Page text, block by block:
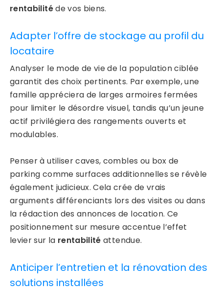
rentabilitéde vos biens.
Adapter l’offre de stockage au profil du
locataire
Analyser le mode de vie de la population ciblée
garantit des choix pertinents. Par exemple, une
famille appréciera de larges armoires fermées
pour limiter le désordre visuel, tandis qu’un jeune
actif privilégiera des rangements ouverts et
modulables.
Penser à utiliser caves, combles ou box de
parking comme surfaces additionnelles se révèle
également judicieux. Cela crée de vrais
arguments différenciants lors des visites ou dans
la rédaction des annonces de location. Ce
positionnement sur mesure accentue l’effet
levier sur la rentabilité attendue.
Anticiper l’entretien et la rénovation des
solutions installées